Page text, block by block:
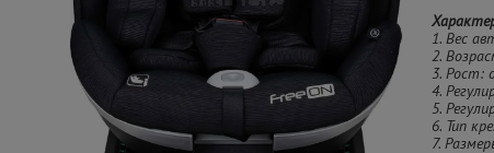
1. Вес
2.
3. Рост:
4.
5.
6. Тип
7.